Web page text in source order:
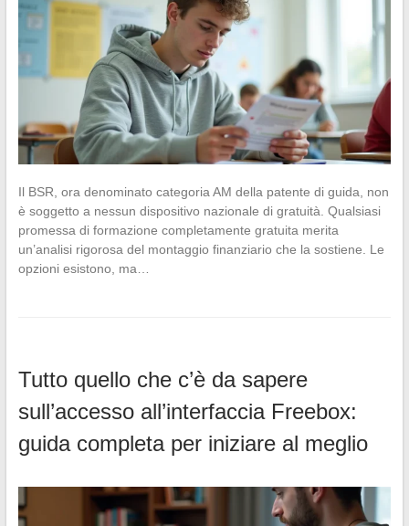
Il BSR, ora denominato categoria AM della patente di guida, non
è soggetto a nessun dispositivo nazionale di gratuità. Qualsiasi
promessa di formazione completamente gratuita merita
un’analisi rigorosa del montaggio finanziario che la sostiene. Le
opzioni esistono, ma…
Tutto quello che c’è da sapere
sull’accesso all’interfaccia Freebox:
guida completa per iniziare al meglio